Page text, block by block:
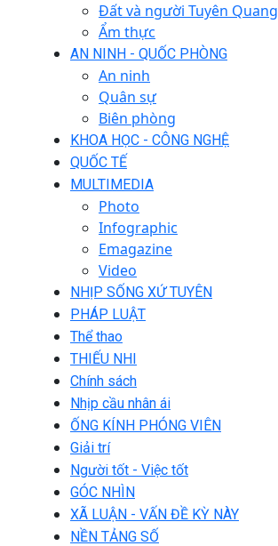
Đất và người Tuyên Quang
Ẩm thực
AN NINH - QUỐC PHÒNG
An ninh
Quân sự
Biên phòng
KHOA HỌC - CÔNG NGHỆ
QUỐC TẾ
MULTIMEDIA
Photo
Infographic
Emagazine
Video
NHỊP SỐNG XỨ TUYÊN
PHÁP LUẬT
Thể thao
THIẾU NHI
Chính sách
Nhịp cầu nhân ái
ỐNG KÍNH PHÓNG VIÊN
Giải trí
Người tốt - Việc tốt
GÓC NHÌN
XÃ LUẬN - VẤN ĐỀ KỲ NÀY
NỀN TẢNG SỐ